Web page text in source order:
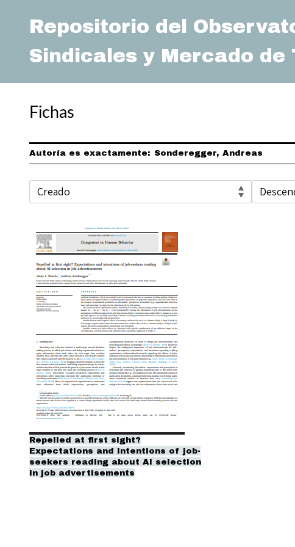
Repositorio del
Sindicales y Mercado
Fichas
Autoría es exactamente Sonderegger, Andreas
Repelled at first sight?
Expectations and intentions of job-
seekers reading about AI selection
in job advertisements